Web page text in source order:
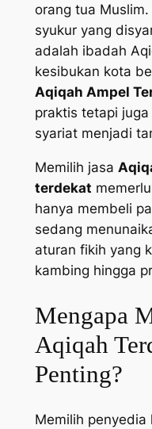
orang tua
syukur yang
adalah ibadah
kesibukan kota
Aqiqah Ampel
praktis tetapi
syariat menjadi
Memilih jasa
terdekat
hanya membeli
sedang
aturan fikih yang
kambing hingga
Mengapa
Aqiqah
Penting?
Memilih penyedia